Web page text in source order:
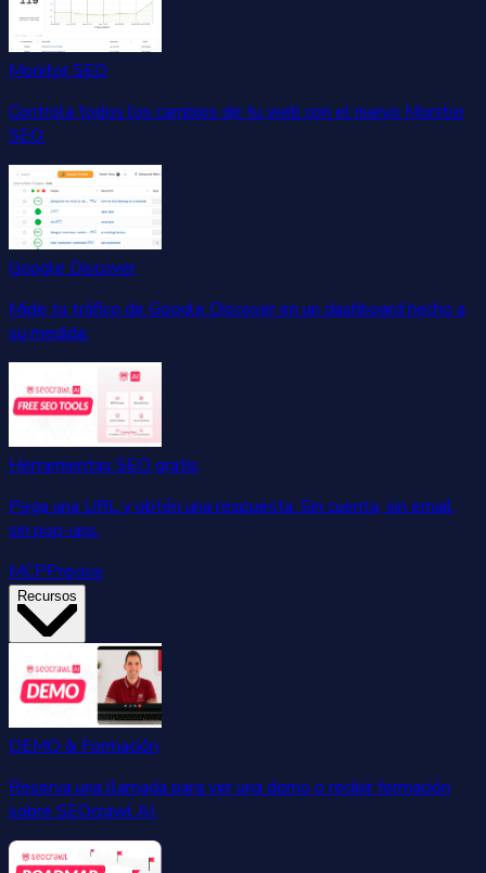
Monitor SEO
Controla todos los cambios de tu web con el nuevo Monitor
SEO.
Google Discover
Mide tu tráfico de Google Discover en un dashboard hecho a
su medida.
Herramientas SEO gratis
Pega una URL y obtén una respuesta. Sin cuenta, sin email,
sin pop-ups.
MCPPrecios
Recursos
DEMO & Formación
Reserva una llamada para ver una demo o recibir formación
sobre SEOcrawl AI.